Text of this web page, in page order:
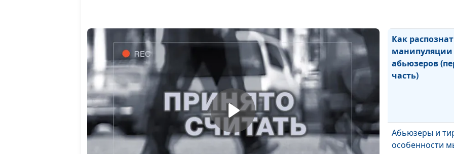
Как
манипуляции
абьюзеров
часть)
Абьюзеры и
особенности